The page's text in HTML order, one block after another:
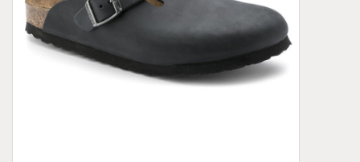
MoEa
Autres marques